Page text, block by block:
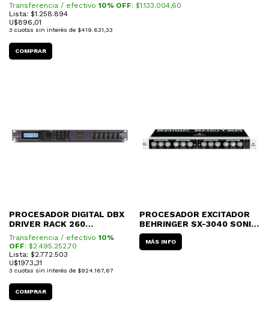
Transferencia / efectivo 10% OFF: $1.133.004,60
Lista: $1.258.894
U$896,01
3 cuotas sin interés de $419.631,33
PROCESADOR DIGITAL DBX
DRIVER RACK 260
MULTIPLE
Transferencia / efectivo 10%
OFF: $2.495.252,70
Lista: $2.772.503
U$1973,31
3 cuotas sin interés de $924.167,67
PROCESADOR EXCITADOR
BEHRINGER SX-3040 SONIC
EXCITER
MÁS INFO